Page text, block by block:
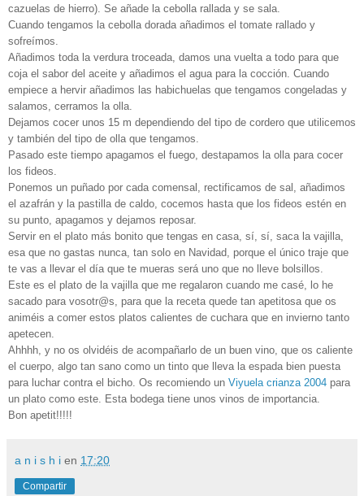
cazuelas de hierro). Se añade la cebolla rallada y se sala.
Cuando tengamos la cebolla dorada añadimos el tomate rallado y
sofreímos.
Añadimos toda la verdura troceada, damos una vuelta a todo para que
coja el sabor del aceite y añadimos el agua para la cocción. Cuando
empiece a hervir añadimos las habichuelas que tengamos congeladas y
salamos, cerramos la olla.
Dejamos cocer unos 15 m dependiendo del tipo de cordero que utilicemos
y también del tipo de olla que tengamos.
Pasado este tiempo apagamos el fuego, destapamos la olla para cocer
los fideos.
Ponemos un puñado por cada comensal, rectificamos de sal, añadimos
el azafrán y la pastilla de caldo, cocemos hasta que los fideos estén en
su punto, apagamos y dejamos reposar.
Servir en el plato más bonito que tengas en casa, sí, sí, saca la vajilla,
esa que no gastas nunca, tan solo en Navidad, porque el único traje que
te vas a llevar el día que te mueras será uno que no lleve bolsillos.
Este es el plato de la vajilla que me regalaron cuando me casé, lo he
sacado para vosotr@s, para que la receta quede tan apetitosa que os
animéis a comer estos platos calientes de cuchara que en invierno tanto
apetecen.
Ahhhh, y no os olvidéis de acompañarlo de un buen vino, que os caliente
el cuerpo, algo tan sano como un tinto que lleva la espada bien puesta
para luchar contra el bicho. Os recomiendo un Viyuela crianza 2004 para
un plato como este. Esta bodega tiene unos vinos de importancia.
Bon apetit!!!!!
a n i s h i en 17:20
Compartir